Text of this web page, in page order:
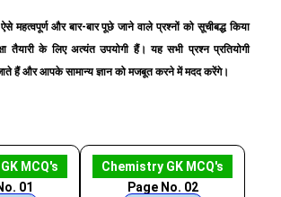
और बार-बार पूछे जाने वाले प्रश्नों को सूचीबद्ध किया
तैयारी के लिए अत्यंत उपयोगी हैं। यह सभी प्रश्न प्रतियोगी
हैं और आपके सामान्य ज्ञान को मजबूत करने में मदद करेंगे।
MCQ's
01
Chemistry GK MCQ's
Page No. 02